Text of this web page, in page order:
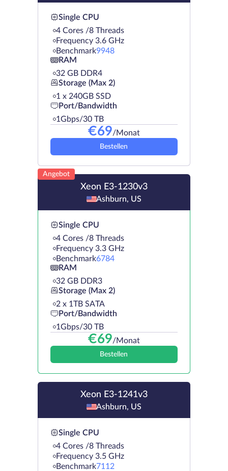
Single CPU
4 Cores /8 Threads
Frequency 3.6 GHz
Benchmark9948
RAM
32 GB DDR4
Storage (Max 2)
1 х 240GB SSD
Port/Bandwidth
1Gbps/30 TB
€69/Monat
Bestellen
Angebot
Xeon E3-1230v3
Ashburn, US
Single CPU
4 Cores /8 Threads
Frequency 3.3 GHz
Benchmark6784
RAM
32 GB DDR3
Storage (Max 2)
2 х 1TB SATA
Port/Bandwidth
1Gbps/30 TB
€69/Monat
Bestellen
Xeon E3-1241v3
Ashburn, US
Single CPU
4 Cores /8 Threads
Frequency 3.5 GHz
Benchmark7112